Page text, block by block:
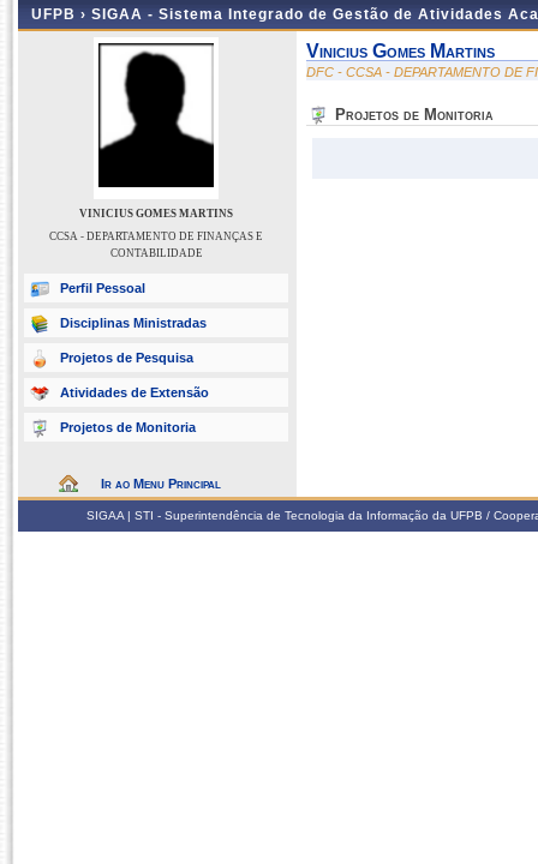
UFPB › SIGAA - Sistema Integrado de Gestão de Atividades
VINICIUS GOMES MARTINS
CCSA - DEPARTAMENTO DE FINANÇAS E
CONTABILIDADE
Perfil Pessoal
Disciplinas Ministradas
Projetos de Pesquisa
Atividades de Extensão
Projetos de Monitoria
Ir ao Menu Principal
Vinicius Gomes Martins
DFC - CCSA - DEPARTAMENTO DE
Projetos de Monitoria
SIGAA | STI - Superintendência de Tecnologia da Informação da UFPB /